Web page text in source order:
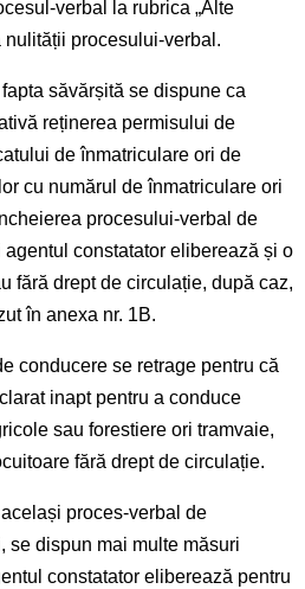
verbal la rubrica „Alte
nulității procesului-verbal.
săvărșită se dispune ca
reținerea permisului de
de înmatriculare ori de
cu numărul de înmatriculare ori
procesului-verbal de
constatator eliberează și o
fără drept de circulație, după caz,
în anexa nr. 1B.
conducere se retrage pentru că
inapt pentru a conduce
sau forestiere ori tramvaie,
fără drept de circulație.
proces-verbal de
se dispun mai multe măsuri
constatator eliberează pentru